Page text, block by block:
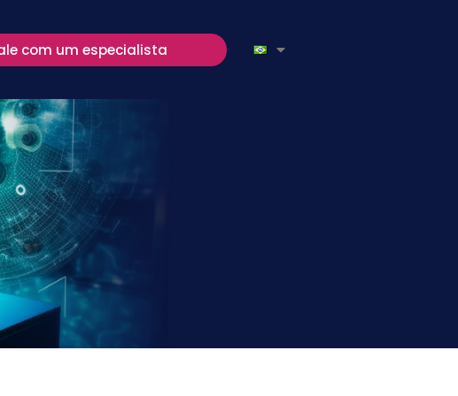
com um especialista